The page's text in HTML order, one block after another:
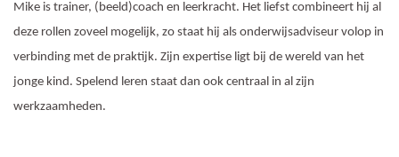
Mike is trainer, (beeld)coach en leerkracht. Het liefst combineert hij al
deze rollen zoveel mogelijk, zo staat hij als onderwijsadviseur volop in
verbinding met de praktijk. Zijn expertise ligt bij de wereld van het
jonge kind. Spelend leren staat dan ook centraal in al zijn
werkzaamheden.